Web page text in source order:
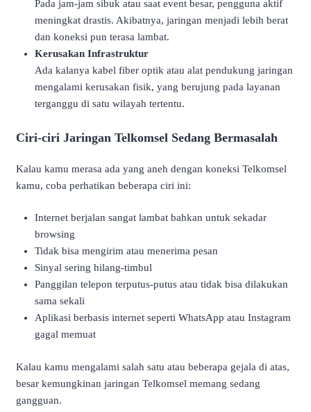
Pada jam-jam sibuk atau saat event besar, pengguna aktif
meningkat drastis. Akibatnya, jaringan menjadi lebih berat
dan koneksi pun terasa lambat.
Kerusakan Infrastruktur
Ada kalanya kabel fiber optik atau alat pendukung jaringan
mengalami kerusakan fisik, yang berujung pada layanan
terganggu di satu wilayah tertentu.
Ciri-ciri Jaringan Telkomsel Sedang Bermasalah
Kalau kamu merasa ada yang aneh dengan koneksi Telkomsel
kamu, coba perhatikan beberapa ciri ini:
Internet berjalan sangat lambat bahkan untuk sekadar
browsing
Tidak bisa mengirim atau menerima pesan
Sinyal sering hilang-timbul
Panggilan telepon terputus-putus atau tidak bisa dilakukan
sama sekali
Aplikasi berbasis internet seperti WhatsApp atau Instagram
gagal memuat
Kalau kamu mengalami salah satu atau beberapa gejala di atas,
besar kemungkinan jaringan Telkomsel memang sedang
gangguan.